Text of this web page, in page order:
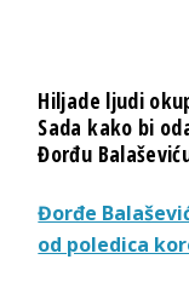
Hiljade ljudi
Sada kako bi
Đorđu
Đorđe
od poledica